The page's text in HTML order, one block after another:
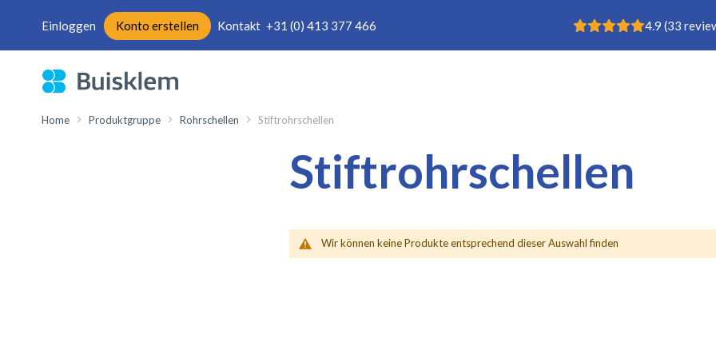
Einloggen Konto erstellen Kontakt +31 (0) 413 377 466 Buisklem
Rating: 4.9 4.9 (33
Direkt
zum
Home Produktgruppe Rohrschellen Stiftrohrschellen
Stiftrohrschellen
Wir können keine Produkte entsprechend dieser Auswahl finden